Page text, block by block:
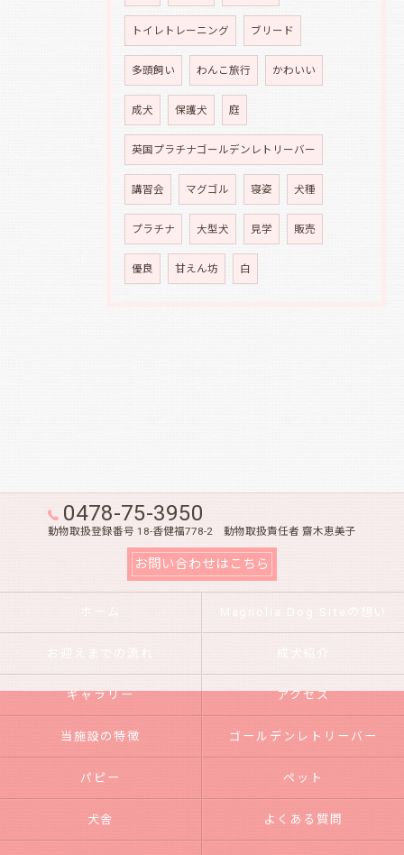
トイレトレーニング ブリード
多頭飼い わんこ旅行 かわいい
成犬 保護犬 庭
英国プラチナゴールデンレトリーバー
講習会 マグゴル 寝姿 犬種
プラチナ 大型犬 見学 販売
優良 甘えん坊 白
0478-75-3950
動物取扱登録番号 18-香健福778-2 動物取扱責任者 齋木恵美子
お問い合わせはこちら
ホーム Magnolia Dog Siteの想い
お迎えまでの流れ 成犬紹介
ギャラリー アクセス
当施設の特徴 ゴールデンレトリーバー
パピー ペット
犬舎 よくある質問